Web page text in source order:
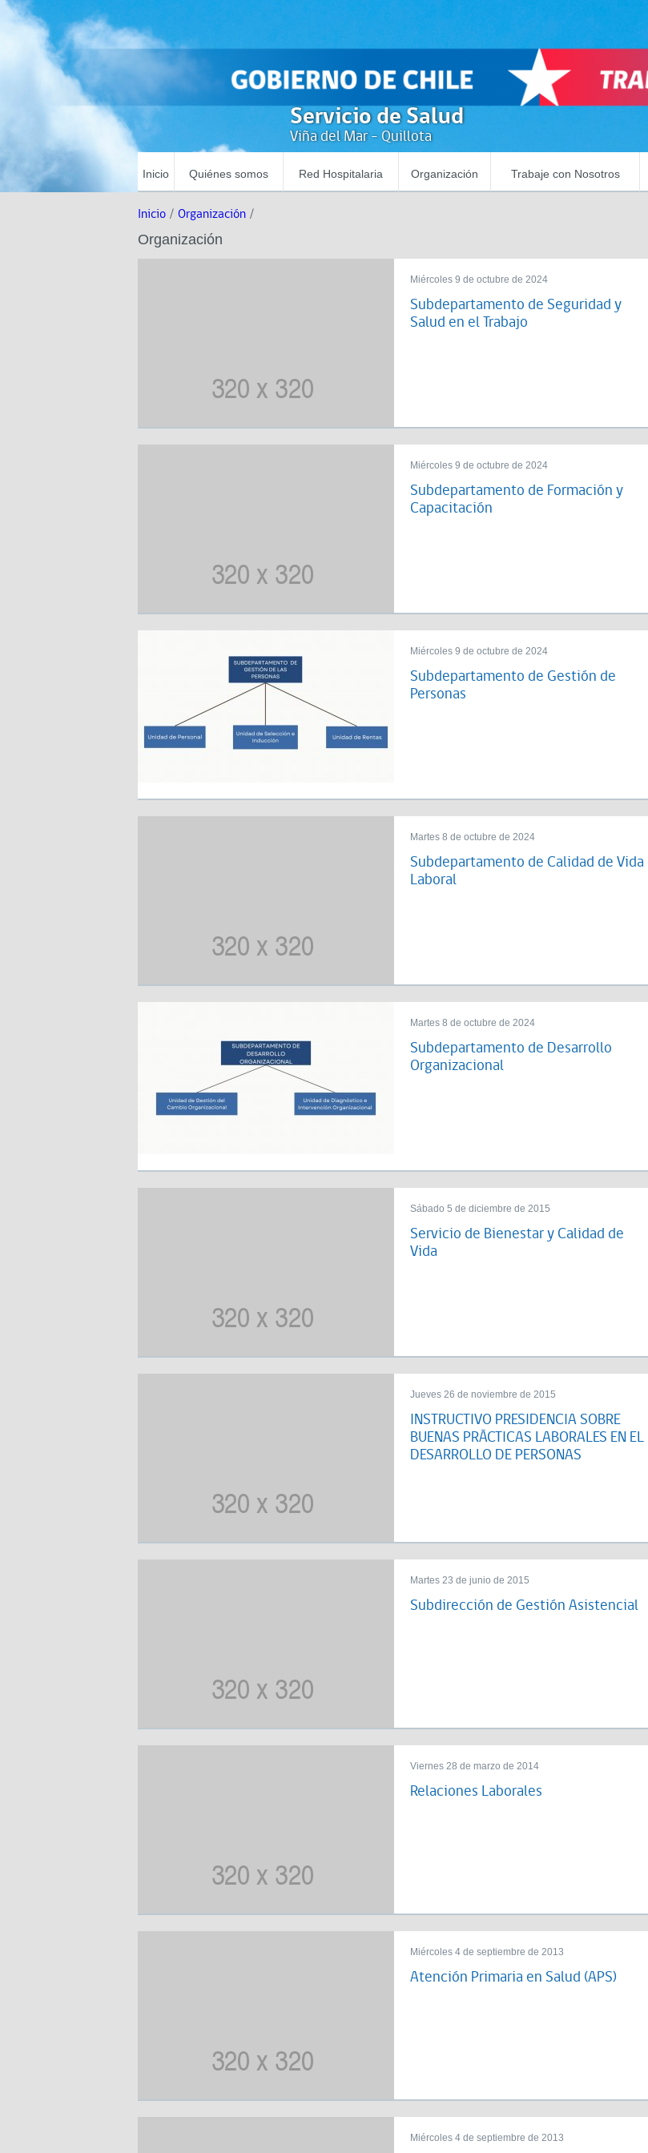
Servicio de Salud
Viña del Mar - Quillota
Inicio Quiénes somos Red Hospitalaria Organización Trabaje con Nosotros
Inicio / Organización /
Organización
Miércoles 9 de octubre de 2024
Subdepartamento de Seguridad y
Salud en el Trabajo
Miércoles 9 de octubre de 2024
Subdepartamento de Formación y
Capacitación
Miércoles 9 de octubre de 2024
Subdepartamento de Gestión de
Personas
Martes 8 de octubre de 2024
Subdepartamento de Calidad de Vida
Laboral
Martes 8 de octubre de 2024
Subdepartamento de Desarrollo
Organizacional
Sábado 5 de diciembre de 2015
Servicio de Bienestar y Calidad de
Vida
Jueves 26 de noviembre de 2015
INSTRUCTIVO PRESIDENCIA SOBRE
BUENAS PRÁCTICAS LABORALES EN EL
DESARROLLO DE PERSONAS
Martes 23 de junio de 2015
Subdirección de Gestión Asistencial
Viernes 28 de marzo de 2014
Relaciones Laborales
Miércoles 4 de septiembre de 2013
Atención Primaria en Salud (APS)
Miércoles 4 de septiembre de 2013